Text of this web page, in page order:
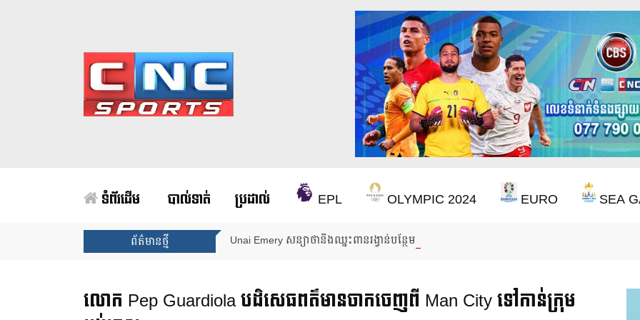
ទំព័រដើម បាល់ទាត់ ប្រដាល់ EPL OLYMPIC 2024 EURO SEA
ព័ត៌មានថ្មី Unai Emery សន្យាថានឹងឈ្នះពានរង្វាន់បន្ថែមទៀត បន្ទាប់ពី Aston Villa ឈ្នះពាន Europa League
លោក Pep Guardiola បដិសេធពត៌មានចាកចេញពី Man City ទៅកាន់ក្រុម